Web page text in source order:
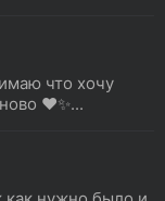
что хочу
❤️✨...